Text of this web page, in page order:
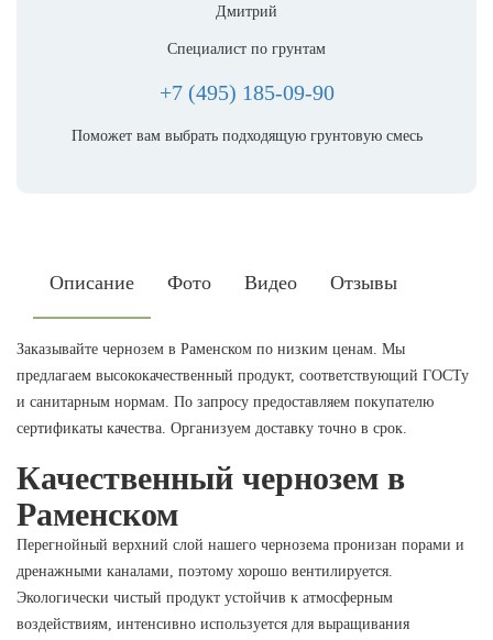
Дмитрий
Специалист по грунтам
+7 (495) 185-09-90
Поможет вам выбрать подходящую грунтовую смесь
Описание Фото Видео Отзывы
Заказывайте чернозем в Раменском по низким ценам. Мы
предлагаем высококачественный продукт, соответствующий ГОСТу
и санитарным нормам. По запросу предоставляем покупателю
сертификаты качества. Организуем доставку точно в срок.
Качественный чернозем в
Раменском
Перегнойный верхний слой нашего чернозема пронизан порами и
дренажными каналами, поэтому хорошо вентилируется.
Экологически чистый продукт устойчив к атмосферным
воздействиям, интенсивно используется для выращивания